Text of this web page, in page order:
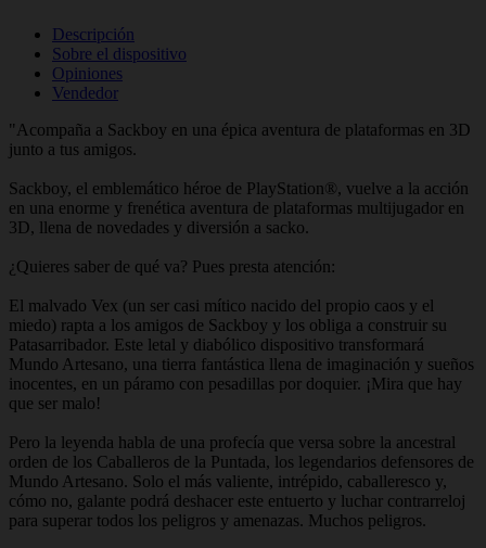
Descripción
Sobre el dispositivo
Opiniones
Vendedor
"Acompaña a Sackboy en una épica aventura de plataformas en 3D
junto a tus amigos.
Sackboy, el emblemático héroe de PlayStation®, vuelve a la acción
en una enorme y frenética aventura de plataformas multijugador en
3D, llena de novedades y diversión a sacko.
¿Quieres saber de qué va? Pues presta atención:
El malvado Vex (un ser casi mítico nacido del propio caos y el
miedo) rapta a los amigos de Sackboy y los obliga a construir su
Patasarribador. Este letal y diabólico dispositivo transformará
Mundo Artesano, una tierra fantástica llena de imaginación y sueños
inocentes, en un páramo con pesadillas por doquier. ¡Mira que hay
que ser malo!
Pero la leyenda habla de una profecía que versa sobre la ancestral
orden de los Caballeros de la Puntada, los legendarios defensores de
Mundo Artesano. Solo el más valiente, intrépido, caballeresco y,
cómo no, galante podrá deshacer este entuerto y luchar contrarreloj
para superar todos los peligros y amenazas. Muchos peligros.